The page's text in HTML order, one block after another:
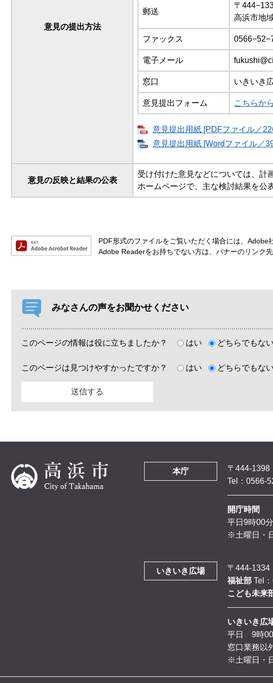
意見の提出方法
郵送
〒
高浜市地
ファックス
電子メール
窓口 いきいき
意見提出フォーム こちらか
意見提出用紙 [PDFファイル／
意見提出用紙 [Wordファイル／
意見の反映と結果の公表
受け付けた意見などについては、計
ホームページで、主な検討結果を公
PDF形式のファイルをご覧いただく場合には、Adobe
Adobe Readerをお持ちでない方は、バナーのリンク
みなさんの声をお聞かせください
このページの情報は役に立ちましたか？ はい どちらでもない
このページは見つけやすかったですか？ はい どちらでもない
本庁
〒444-
Tel：0566-
開庁時間
平日9時00
※土曜日・
いきいき広場
〒444-
福祉部 Tel
こども未来
いきいき広
平日 9時00
窓口業務以
※土曜日・